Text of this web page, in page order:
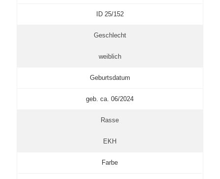
ID 25/152
Geschlecht
weiblich
Geburtsdatum
geb. ca. 06/2024
Rasse
EKH
Farbe